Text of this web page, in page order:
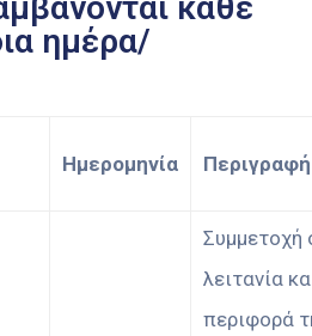
κάθε
ημέρα/
Ημερομηνία Περιγραφή
Συμμετοχή
λειτανία
περιφορά